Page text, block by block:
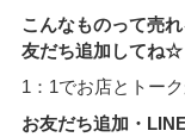
こんなものって売
友だち追加してね☆
1：1でお店とトー
お友だち追加・